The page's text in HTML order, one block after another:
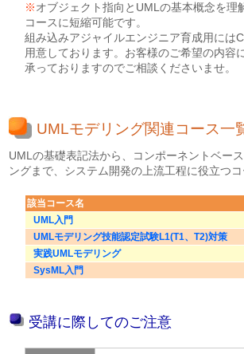
※オブジェクト指向とUMLの基本概念を理
コースに短縮可能です。
組み込みアジャイルエンジニア育成用には
用意しております。お客様のご希望の内容
承っておりますのでご相談くださいませ。
UMLモデリング関連コース一
UMLの基礎表記法から、コンポーネントベー
ングまで、システム開発の上流工程に役立つ
該当コース名
UML入門
UMLモデリング技能認定試験L1(T1、T2)対策
実践UMLモデリング
SysML入門
受講に際してのご注意